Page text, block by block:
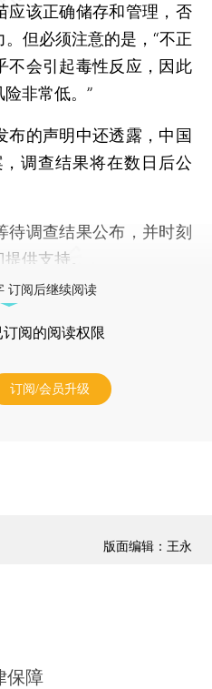
该正确储存和管理，否
但必须注意的是，“不正
不会引起毒性反应，因此
非常低。”
的声明中还透露，中国
调查结果将在数日后公
调查结果公布，并时刻
供支持。
订阅后继续阅读
订阅的阅读权限
订阅/会员升级
版面编辑：王永
保障